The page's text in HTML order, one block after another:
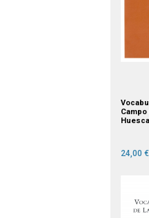
24,00 €